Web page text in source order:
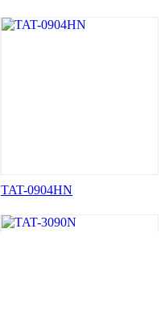
TAT-0904HN